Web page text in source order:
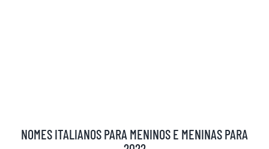
NOMES ITALIANOS PARA MENINOS E MENINAS PARA